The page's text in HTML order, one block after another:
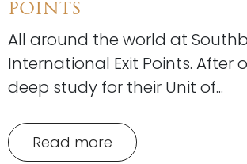
POINTS
All around the world at
International Exit Points. After
deep study for their Unit of...
Read more